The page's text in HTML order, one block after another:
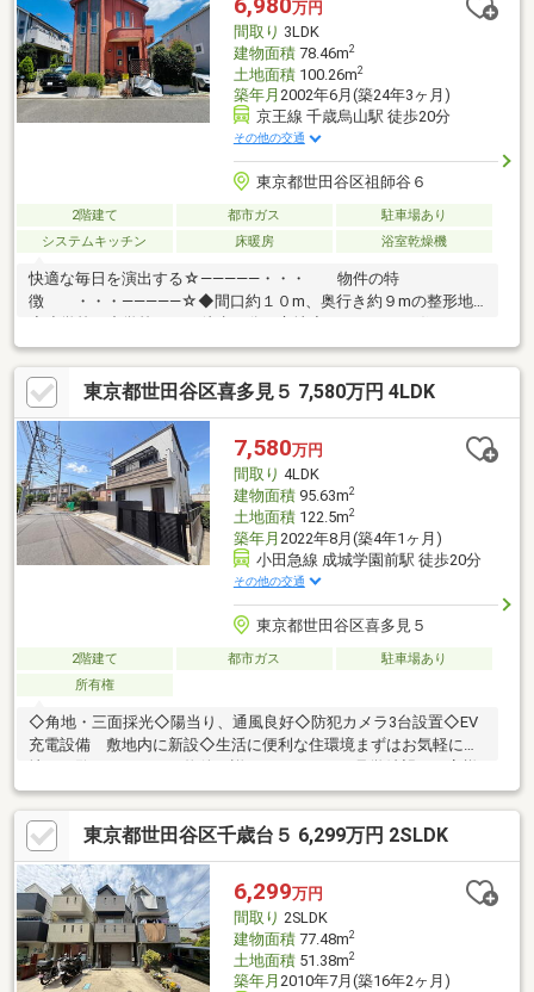
リーダイヤル 【0120-104-259】
万円
間取り 3LDK
建物面積78.46m2
土地面積100.26m2
築年月 2002年6月(築24年3ヶ月)
京王線 千歳烏山駅 徒歩20分
その他の交通
東京都世田谷区祖師谷６
2階建て 都市ガス
駐車場あり
システムキッチン
床暖房 浴室乾燥機
快適な毎日を演出する☆―――――・・・ 物件の特
徴 ・・・―――――☆◆間口約１０m、奥行き約９mの整形地
ずは、現地をご案内させていただきます！☆―――――・・・
―☆― ・・・―――――☆
東京都世田谷区喜多見５ 7,580万円 4LDK
7,580万円
間取り 4LDK
建物面積95.63m2
土地面積122.5m2
築年月 2022年8月(築4年1ヶ月)
小田急線 成城学園前駅 徒歩20分
その他の交通
東京都世田谷区喜多見５
2階建て 都市ガス
駐車場あり
所有権
◇角地・三面採光◇陽当り、通風良好◇防犯カメラ3台設置◇EV
充電設備 敷地内に新設◇生活に便利な住環境まずはお気軽に現
地をご覧下さいませ。物件の詳細について、ご見学希望のお客様
は下記番号までお気軽にご連絡下さい。お問い合わせ専用フリー
ダイヤル 【0120-104-124】
東京都世田谷区千歳台５ 6,299万円 2SLDK
6,299万円
間取り 2SLDK
建物面積77.48m2
土地面積51.38m2
築年月 2010年7月(築16年2ヶ月)